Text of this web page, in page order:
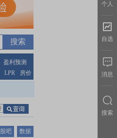
盈利预测
LPR 房价
股吧 数据
个人
自选
消息
搜索